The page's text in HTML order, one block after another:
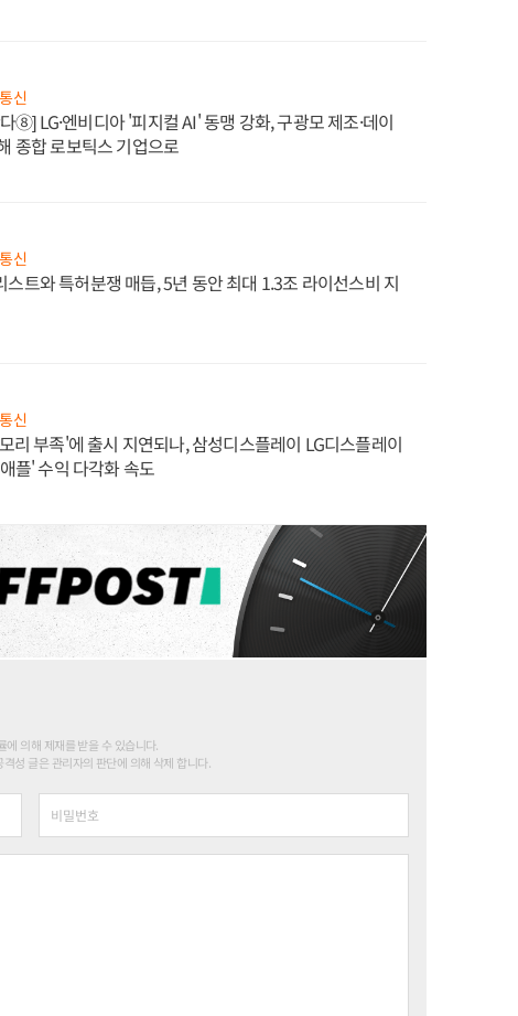
신
⑧] LG·엔비디아 '피지컬 AI' 동맹 강화, 구광모 제조·데이
종합 로보틱스 기업으로
신
스트와 특허분쟁 매듭, 5년 동안 최대 1.3조 라이선스비 지
신
리 부족'에 출시 지연되나, 삼성디스플레이 LG디스플레이
플' 수익 다각화 속도
에 의해 제재를 받을 수 있습니다.
성 글은 관리자의 판단에 의해 삭제 합니다.